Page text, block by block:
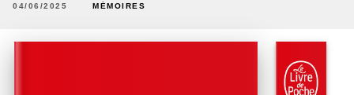
04/06/2025 MÉMOIRES